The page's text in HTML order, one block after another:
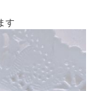
す